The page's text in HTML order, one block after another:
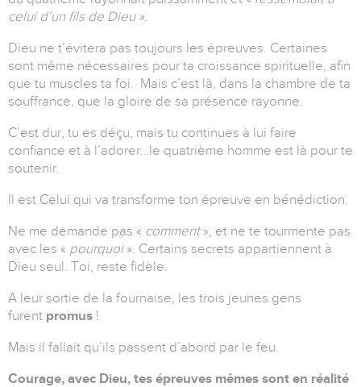
celui d’un fils de Dieu ».
Dieu ne t’évitera pas toujours les épreuves. Certaines
sont même nécessaires pour ta croissance spirituelle, afin
que tu muscles ta foi. Mais c’est là, dans la chambre de ta
souffrance, que la gloire de sa présence rayonne.
C’est dur, tu es déçu, mais tu continues à lui faire
confiance et à l’adorer…le quatrième homme est là pour te
soutenir.
Il est Celui qui va transforme ton épreuve en bénédiction.
Ne me demande pas « comment», et ne te tourmente pas
avec les « pourquoi». Certains secrets appartiennent à
Dieu seul. Toi, reste fidèle.
A leur sortie de la fournaise, les trois jeunes gens
furent promus !
Mais il fallait qu’ils passent d’abord par le feu.
Courage, avec Dieu, tes épreuves mêmes sont en réalité